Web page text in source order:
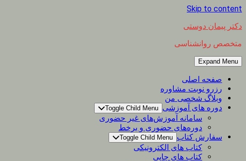
Skip to content
دکتر پیمان دوستی
متخصص روانشناسی
Expand Menu
صفحه اصلی
رزرو نوبت مشاوره
وبلاگ شخصی من
دوره های آموزشی Toggle Child Menu
سامانه آموزش‌های غیر حضوری
دوره‌های حضوری و برخط
سفارش کتاب Toggle Child Menu
کتاب های الکترونیکی
کتاب های چاپی